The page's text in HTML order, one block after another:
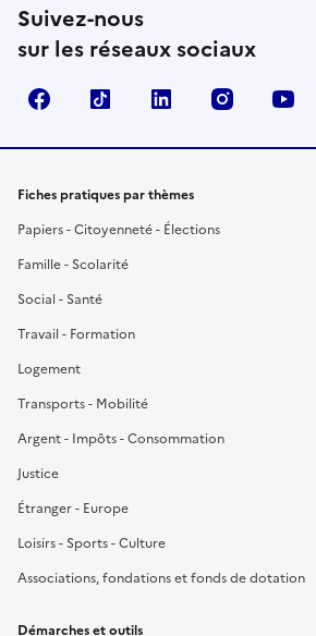
Suivez-nous
sur les réseaux sociaux
FacebookTikTok LinkedIn Instagram
Fiches pratiques par thèmes
Papiers - Citoyenneté - Élections
Famille - Scolarité
Social - Santé
Travail - Formation
Logement
Transports - Mobilité
Argent - Impôts - Consommation
Justice
Étranger - Europe
Loisirs - Sports - Culture
Associations, fondations et fonds de dotation
Démarches et outils